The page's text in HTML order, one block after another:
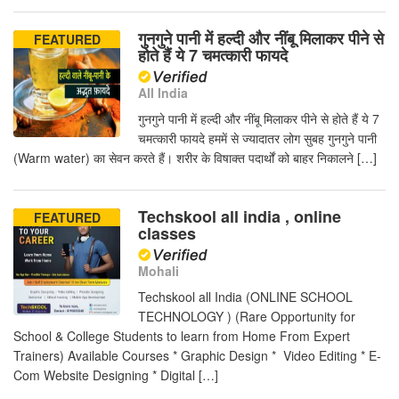
FEATURED गुनगुने पानी में हल्दी और नींबू मिलाकर पीने से
होते हैं ये 7 चमत्कारी फायदे
All India
गुनगुने पानी में हल्दी और नींबू मिलाकर पीने से होते हैं ये 7
चमत्कारी फायदे हममें से ज्यादातर लोग सुबह गुनगुने पानी
(Warm water) का सेवन करते हैं। शरीर के विषाक्त पदार्थों को बाहर निकालने […]
FEATURED Techskool all india , online
classes
Mohali
Techskool all India (ONLINE SCHOOL
TECHNOLOGY ) (Rare Opportunity for
School & College Students to learn from Home From Expert
Trainers) Available Courses * Graphic Design * Video Editing * E-
Com Website Designing * Digital […]